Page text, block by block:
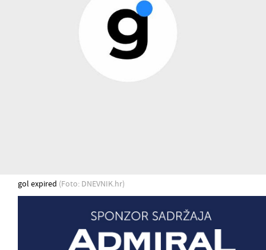
gol expired (Foto: DNEVNIK.hr)